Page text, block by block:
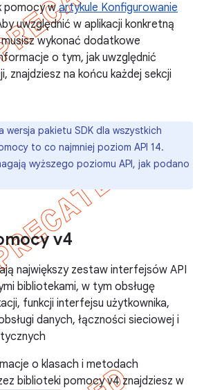
pomocy wartykule Konfigurowanie
uwzględnić w aplikacji konkretną
wykonać dodatkowe
o tym, jak uwzględnić
znajdziesz na końcu każdej sekcji
wersja pakietu SDK dla wszystkich
to co najmniej poziom API 14.
wyższego poziomu API, jak podano
v4
największy zestaw interfejsów API
bibliotekami, w tym obsługę
funkcji interfejsu użytkownika,
danych, łączności sieciowej i
o klasach i metodach
biblioteki pomocy v4 znajdziesz w